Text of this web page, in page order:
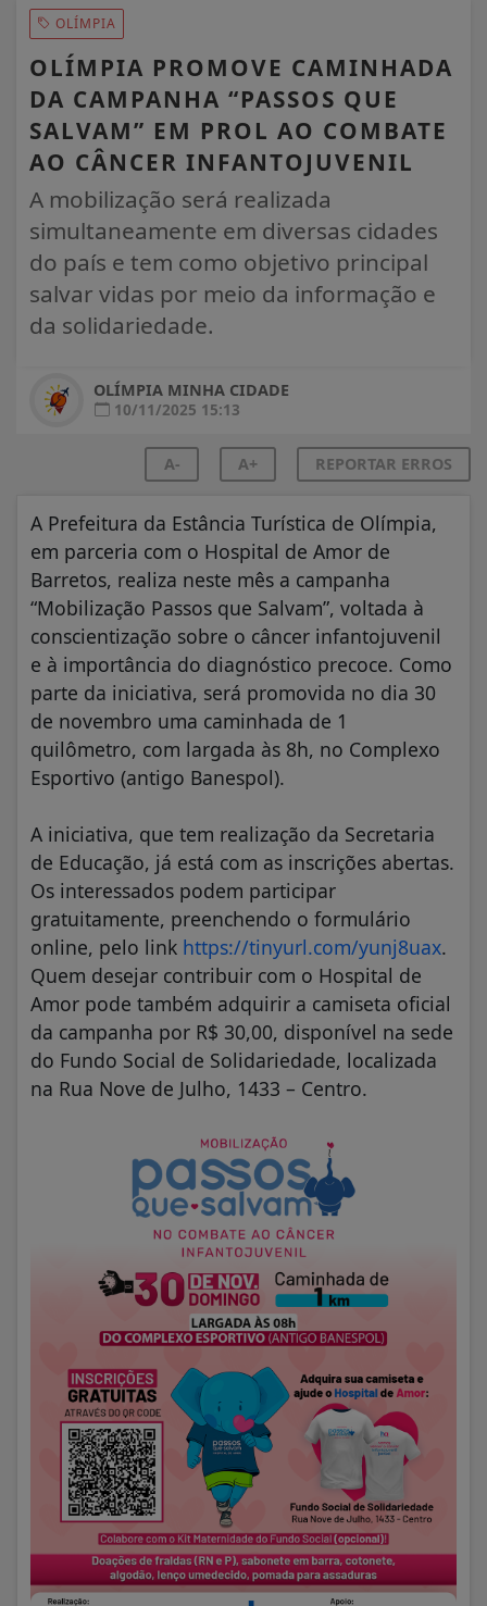
OLÍMPIA
OLÍMPIA PROMOVE CAMINHADA
DA CAMPANHA “PASSOS QUE
SALVAM” EM PROL AO COMBATE
AO CÂNCER INFANTOJUVENIL
A mobilização será realizada
simultaneamente em diversas cidades
do país e tem como objetivo principal
salvar vidas por meio da informação e
da solidariedade.
OLÍMPIA MINHA CIDADE
10/11/2025 15:13
A- A+ REPORTAR ERROS
A Prefeitura da Estância Turística de Olímpia,
em parceria com o Hospital de Amor de
Barretos, realiza neste mês a campanha
“Mobilização Passos que Salvam”, voltada à
conscientização sobre o câncer infantojuvenil
e à importância do diagnóstico precoce. Como
parte da iniciativa, será promovida no dia 30
de novembro uma caminhada de 1
quilômetro, com largada às 8h, no Complexo
Esportivo (antigo Banespol).
A iniciativa, que tem realização da Secretaria
de Educação, já está com as inscrições abertas.
Os interessados podem participar
gratuitamente, preenchendo o formulário
online, pelo link https://tinyurl.com/yunj8uax.
Quem desejar contribuir com o Hospital de
Amor pode também adquirir a camiseta oficial
da campanha por R$ 30,00, disponível na sede
do Fundo Social de Solidariedade, localizada
na Rua Nove de Julho, 1433 – Centro.